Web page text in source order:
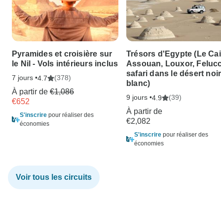
Pyramides et croisière sur
le Nil - Vols intérieurs inclus
7 jours •4.7 (378)
À partir de €1,086
€652
S'inscrire pour réaliser des
économies
Trésors d'Egypte (Le
Assouan, Louxor,
safari dans le désert
blanc)
9 jours •4.9 (39)
À partir de
€2,082
S'inscrire pour réaliser des
économies
Voir tous les circuits